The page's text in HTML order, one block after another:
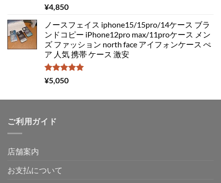
5段階中
5.00
¥4,850
ノースフェイス iphone15/15pro/14ケース ブラ
ンドコピー iPhone12pro max/11proケース メン
ズ ファッション north face アイフォンケース ぺ
ア 人気 携帯 ケース 激安
5段階中
5.00
¥5,050
ご利用ガイド
店舗案内
お支払について